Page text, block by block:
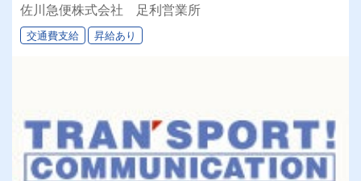
佐川急便株式会社 足利営業所
交通費支給 昇給あり